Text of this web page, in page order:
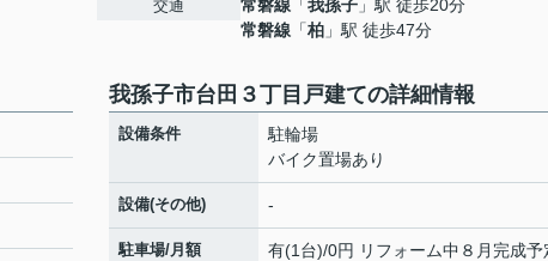
交通
常磐線 「我孫子 」駅 徒歩20分
常磐線 「柏 」駅 徒歩47分
我孫子市台田３丁目戸建ての詳細情報
設備条件
駐輪場
バイク置場あり
設備(その他) -
駐車場/月額 有(1台)/0円 リフォーム中８月完成予